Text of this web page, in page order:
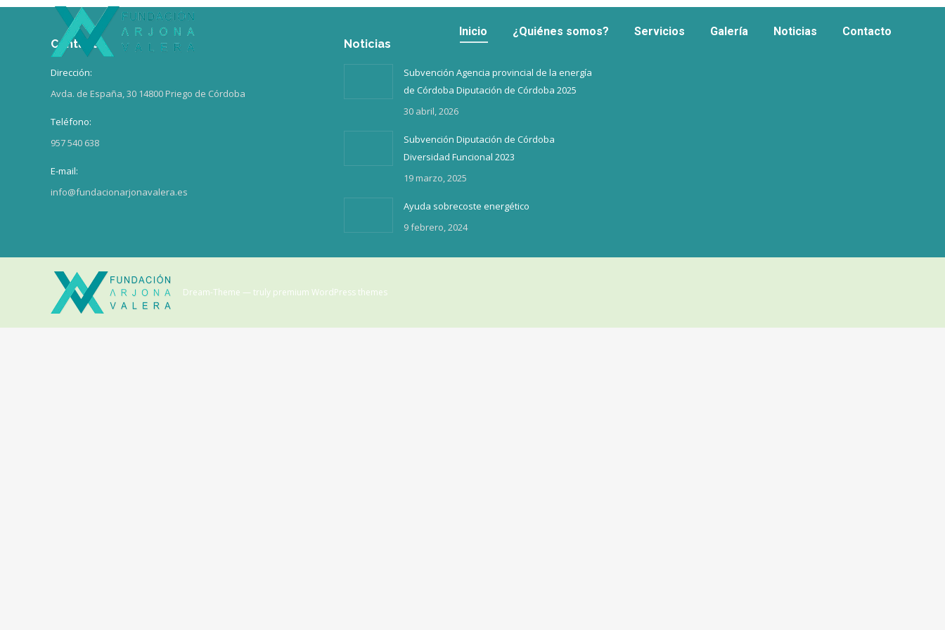
Inicio ¿Quiénes somos? Servicios Galería Noticias
Contacto
Contacto
Dirección:
Avda. de España, 30 14800 Priego de Córdoba
Teléfono:
957 540 638
E-mail:
info@fundacionarjonavalera.es
Noticias
Subvención Agencia provincial de la energía
de Córdoba Diputación de Córdoba 2025
30 abril, 2026
Subvención Diputación de Córdoba
Diversidad Funcional 2023
19 marzo, 2025
Ayuda sobrecoste energético
9 febrero, 2024
Dream-Theme — truly premium WordPress themes